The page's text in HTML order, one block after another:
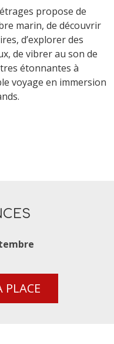
propose de
marin, de découvrir
d’explorer des
de vibrer au son de
étonnantes à
voyage en immersion
PLACE